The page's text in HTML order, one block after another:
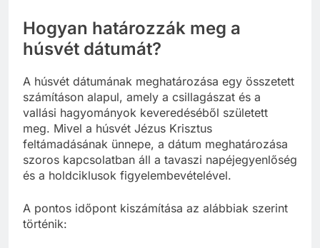
Hogyan határozzák meg a
húsvét dátumát?
A húsvét dátumának meghatározása egy összetett
számításon alapul, amely a csillagászat és a
vallási hagyományok keveredéséből született
meg. Mivel a húsvét Jézus Krisztus
feltámadásának ünnepe, a dátum meghatározása
szoros kapcsolatban áll a tavaszi napéjegyenlőség
és a holdciklusok figyelembevételével.
A pontos időpont kiszámítása az alábbiak szerint
történik: